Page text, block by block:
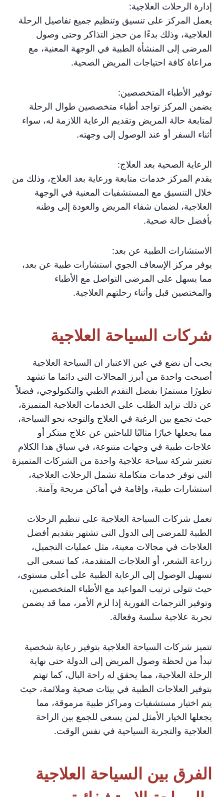
إدارة الرحلات العلاجية:
يعمل المركز على تنسيق وتنظيم جميع تفاصيل الرحلة
العلاجية، وذلك بدءًا من حجز التذاكر وحتى وصول
المرضى إلى المنشأة الطبية في الوجهة المعنية، مع
مراعاة كافة احتياجات المريض الصحية.
توفير الأطباء المتخصصين:
يضمن المركز تواجد أطباء متخصصين طوال الرحلة
لمتابعة حالة المريض وتقديم الرعاية اللازمة له، سواء
أثناء السفر أو عند الوصول إلى وجهته.
الرعاية الصحية بعد العلاج:
يقدم المركز خدمات متابعة ورعاية بعد العلاج، وذلك من
خلال التنسيق مع المستشفيات المعنية في الوجهة
العلاجية، لضمان شفاء المريض والعودة إلى وطنه
بأفضل حالة صحية.
الاستشارات الطبية عن بعد:
يوفر مركز الإسعاف الجوي استشارات طبية عن بعد،
مما يسهل على المرضى التواصل مع الأطباء
والمختصين قبل وأثناء رحلتهم العلاجية.
شركات السياحة العلاجية
يجب أن نضع في عين الاعتبار ان السياحة العلاجية
أصبحت واحدة من أبرز المجالات التى دائما ما تشهد
تطورًا مستمرًا بفضل التقدم الطبي والتكنولوجي، فضلاً
عن ذلك تزايد الطلب على الخدمات العلاجية المتميزة،
حيث تجمع بين الرغبة في العلاج والتوجه نحو السياحة،
مما يجعلها خيارًا مثاليًا للباحثين عن علاج مبتكر أو
علاجات طبية في وجهات متنوعة، في سياق هذا الكلام
تعتبر شركة سياحة علاجية واحدة من الشركات المتميزة
التى توفر خدمات متكاملة تشمل الرحلات العلاجية،
استشارات طبية، وإقامة في أماكن مريحة وآمنة.
تعمل شركات السياحة العلاجية على تنظيم الرحلات
الطبية للمرضى إلى الدول التى تشتهر بتقديم أفضل
العلاجات في مجالات معينة، مثل عمليات التجميل،
زراعة الشعر، أو العلاجات المتقدمة، كما تسعى الى
تسهيل الوصول إلى الرعاية الطبية على أعلى مستوى،
حيث تتولى ترتيب المواعيد مع الأطباء المتخصصين،
وتوفير الترجمات الفورية إذا لزم الأمر، مما قد يضمن
تجربة علاجية سلسة وفعالة.
تتميز شركات السياحة العلاجية بتوفير رعاية شخصية
تبدأ من لحظة وصول المريض إلى الدولة حتى نهاية
الرحلة العلاجية، مما يحقق له راحة البال، كما تهتم
بتوفير العلاجات الطبية في بيئات صحية وملائمة، حيث
يتم اختيار مستشفيات ومراكز طبية مرموقة، مما
يجعلها الخيار الأمثل لمن يسعى للجمع بين الراحة
العلاجية والتجربة السياحية في نفس الوقت.
الفرق بين السياحة العلاجية